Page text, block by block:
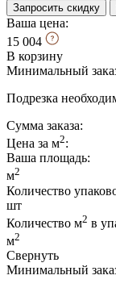
Запросить скидку
Ваша цена:
15 004
В корзину
Минимальный
Подрезка
Сумма заказа:
Цена за м2:
Ваша площадь:
м2
Количество
шт
Количество м2 в
м2
Свернуть
Минимальный